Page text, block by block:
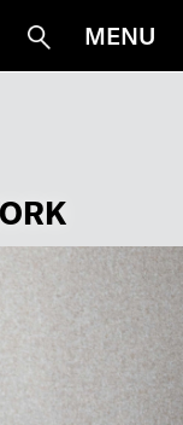
Suche
MENU